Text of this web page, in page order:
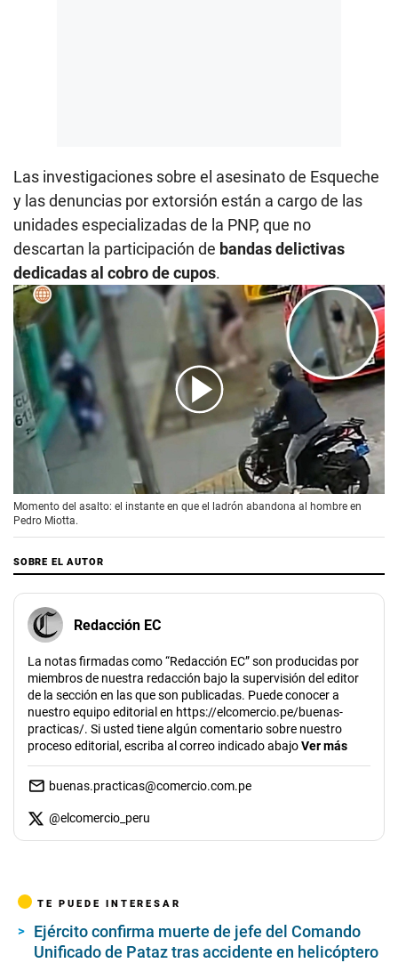
Las investigaciones sobre el asesinato de Esqueche
y las denuncias por extorsión están a cargo de las
unidades especializadas de la PNP, que no
descartan la participación de bandas delictivas
dedicadas al cobro de cupos.
01:35
Momento del asalto: el instante en que el ladrón abandona al hombre en
Pedro Miotta.
SOBRE EL AUTOR
Redacción EC
La notas firmadas como “Redacción EC” son producidas por
miembros de nuestra redacción bajo la supervisión del editor
de la sección en las que son publicadas. Puede conocer a
nuestro equipo editorial en https://elcomercio.pe/buenas-
practicas/. Si usted tiene algún comentario sobre nuestro
proceso editorial, escriba al correo indicado abajoVer más
buenas.practicas@comercio.com.pe
@elcomercio_peru
TE PUEDE INTERESAR
Ejército confirma muerte de jefe del Comando
Unificado de Pataz tras accidente en helicóptero